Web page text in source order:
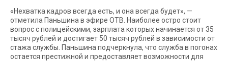
«Нехватка кадров всегда есть, и она всегда будет», —
отметила Паньшина в эфире ОТВ. Наиболее остро стоит
вопрос с полицейскими, зарплата которых начинается от 35
тысяч рублей и достигает 50 тысяч рублей в зависимости от
стажа службы. Паньшина подчеркнула, что служба в погонах
остается престижной и предоставляет возможности для